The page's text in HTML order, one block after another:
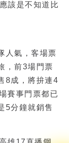
該是不知道比
人氣，客場票
，前3場門票
8成，將拚連4
賽事門票都已
5分鐘就銷售